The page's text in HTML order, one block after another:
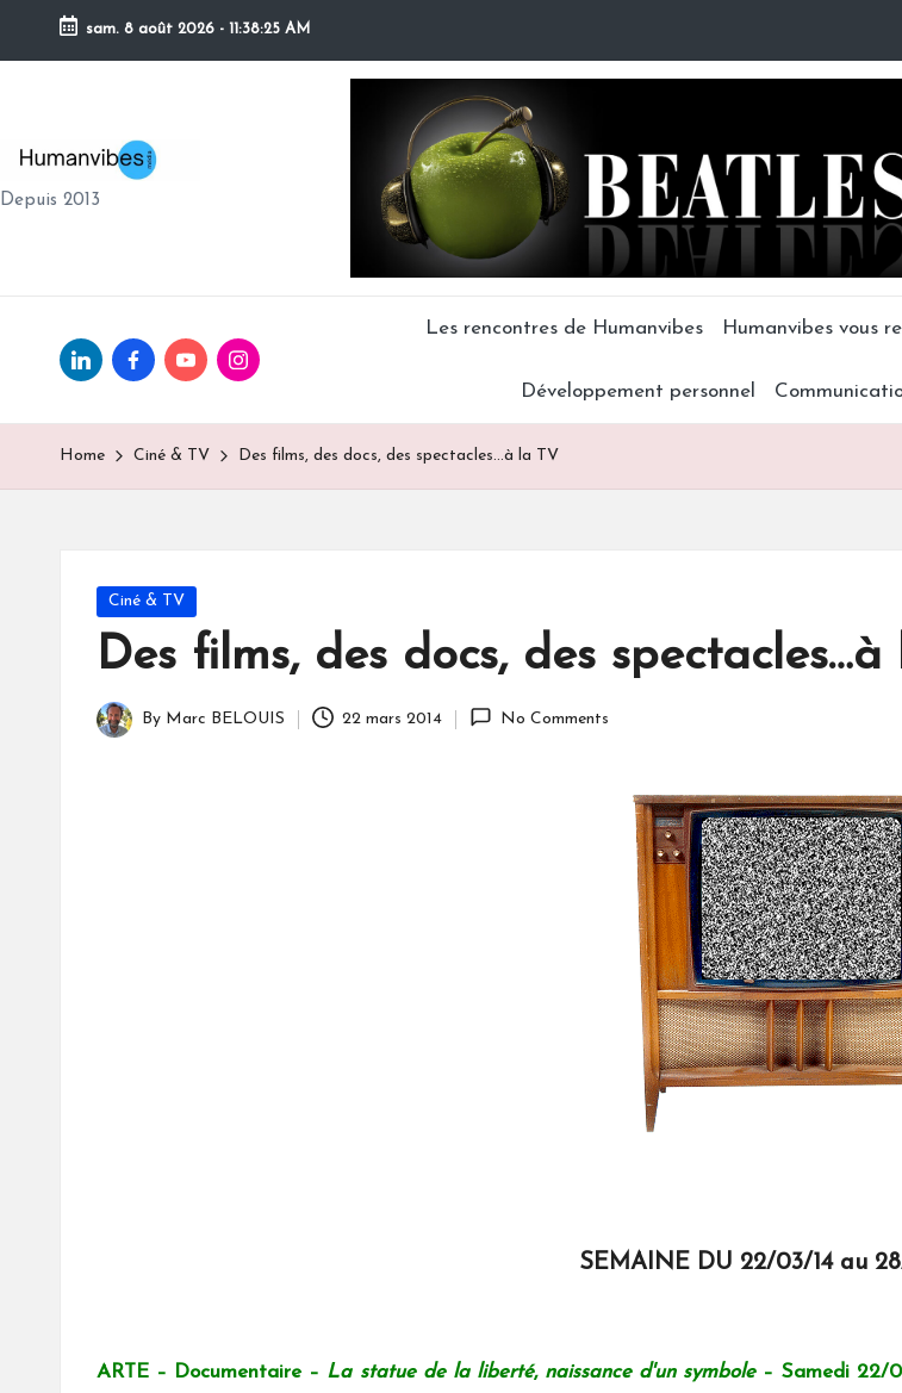
Skip
sam. 8 août 2026 - 11:38:26 AM
H
U
V
IB
Depuis 2013
Linkedin.comfacebook.com
Youtube.comInstagram.com
Les rencontres de Humanvibes Humanvibes vous
Développement personnel
Home Ciné & TV Des films, des docs, des spectacles…à la TV
Posted
Ciné & TV
Des films, des docs, des
Posted
By Marc BELOUIS 22 mars 2014 No Comments
SEMAINE DU 22/03/14 au
ARTE – Documentaire – La statue de la liberté, naissance d'un symbole – Samedi 22/